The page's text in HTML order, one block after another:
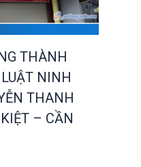
THÀNH
NINH
THANH
– CẦN